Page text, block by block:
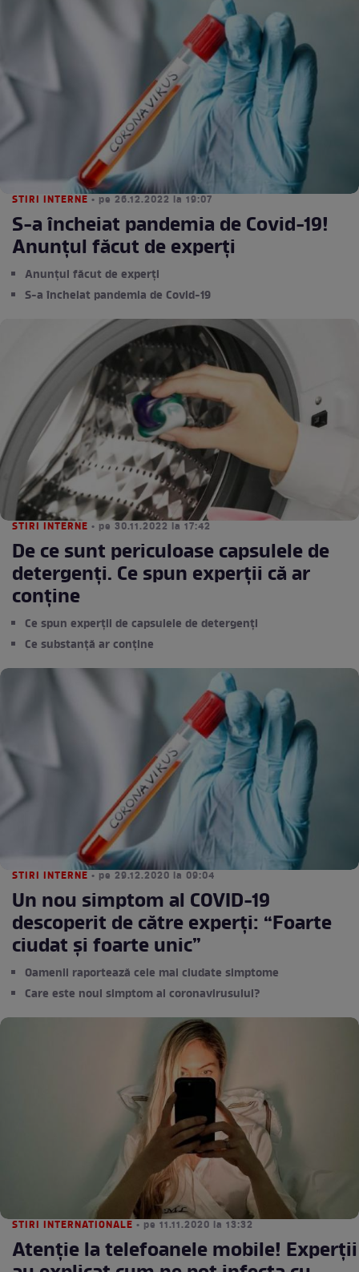
STIRI INTERNE • pe 26.12.2022 la 19:07
S-a încheiat pandemia de Covid-19!
Anunțul făcut de experți
Anunțul făcut de experți
S-a încheiat pandemia de Covid-19
STIRI INTERNE • pe 30.11.2022 la 17:42
De ce sunt periculoase capsulele de
detergenți. Ce spun experții că ar
conține
Ce spun experții de capsulele de detergenți
Ce substanță ar conține
STIRI INTERNE • pe 29.12.2020 la 09:04
Un nou simptom al COVID-19
descoperit de către experți: “Foarte
ciudat și foarte unic”
Oamenii raportează cele mai ciudate simptome
Care este noul simptom al coronavirusului?
STIRI INTERNATIONALE • pe 11.11.2020 la 13:32
Atenție la telefoanele mobile! Experții